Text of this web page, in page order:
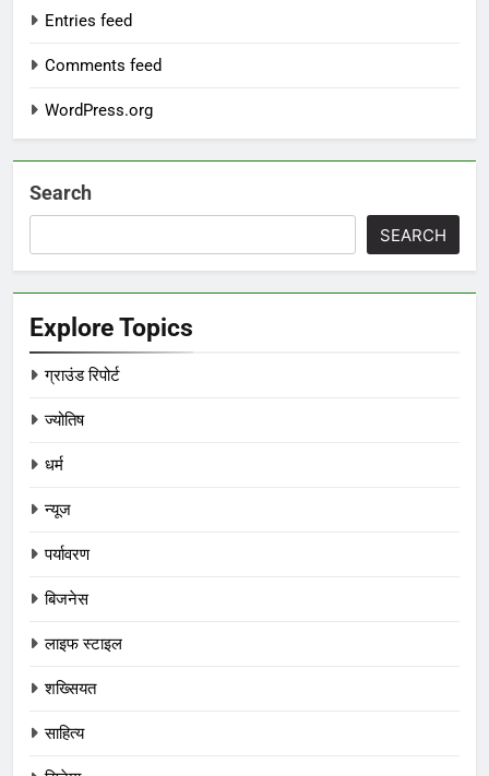
Entries feed
Comments feed
WordPress.org
Search
SEARCH
Explore Topics
ग्राउंड रिपोर्ट
ज्योतिष
धर्म
न्यूज
पर्यावरण
बिजनेस
लाइफ स्टाइल
शख्सियत
साहित्य